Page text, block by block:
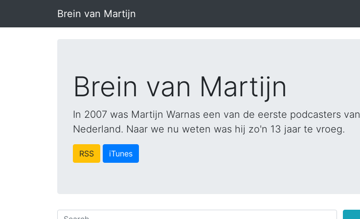
Brein van Martijn
Brein van Martijn
In 2007 was Martijn Warnas een van de eerste podcasters van
Nederland. Naar we nu weten was hij zo'n 13 jaar te vroeg.
RSS iTunes